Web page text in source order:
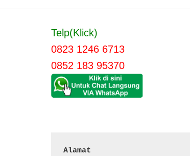
Telp(Klick)
0823 1246 6713
0852 183 95370
Alamat